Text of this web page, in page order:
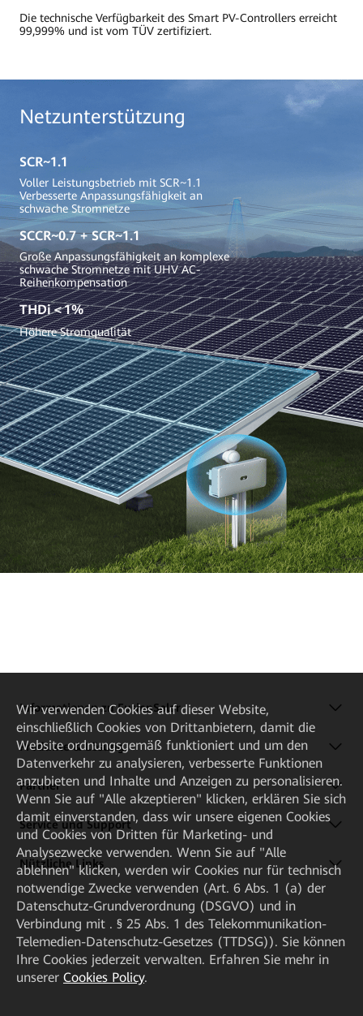
Die technische Verfügbarkeit des Smart PV-Controllers erreicht
99,999% und ist vom TÜV zertifiziert.
Netzunterstützung
SCR~1.1
Voller Leistungsbetrieb mit SCR~1.1
Verbesserte Anpassungsfähigkeit an
schwache Stromnetze
SCCR~0.7 + SCR~1.1
Große Anpassungsfähigkeit an komplexe
schwache Stromnetze mit UHV AC-
Reihenkompensation
THDi＜1%
Höhere Stromqualität
Informationen zu FusionSolar
Produkte & Lösung
Partner
Service und Support
Nützliche Links
Wir verwenden Cookies auf dieser Website,
einschließlich Cookies von Drittanbietern, damit die
Website ordnungsgemäß funktioniert und um den
Datenverkehr zu analysieren, verbesserte Funktionen
anzubieten und Inhalte und Anzeigen zu personalisieren.
Wenn Sie auf "Alle akzeptieren" klicken, erklären Sie sich
damit einverstanden, dass wir unsere eigenen Cookies
und Cookies von Dritten für Marketing- und
Analysezwecke verwenden. Wenn Sie auf "Alle
ablehnen" klicken, werden wir Cookies nur für technisch
notwendige Zwecke verwenden (Art. 6 Abs. 1 (a) der
Datenschutz-Grundverordnung (DSGVO) und in
Verbindung mit . § 25 Abs. 1 des Telekommunikation-
Telemedien-Datenschutz-Gesetzes (TTDSG)). Sie können
Ihre Cookies jederzeit verwalten. Erfahren Sie mehr in
unserer Cookies Policy.